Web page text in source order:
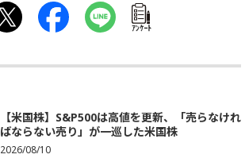
ｱﾝｹｰﾄ
【米国株】S&P500は高値を更新、「売らなけれ
ばならない売り」が一巡した米国株
2026/08/10